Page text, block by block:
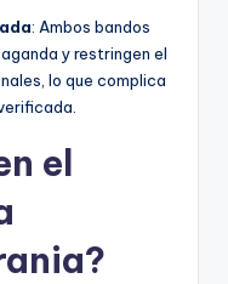
: Ambos bandos
y restringen el
lo que complica
el